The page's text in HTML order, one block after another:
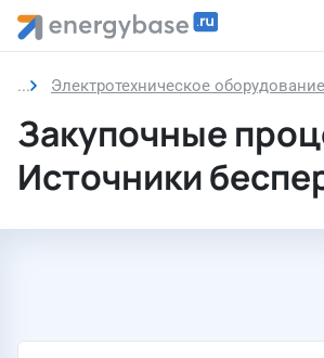
Электротехническое оборудование
Закупочные
Источники